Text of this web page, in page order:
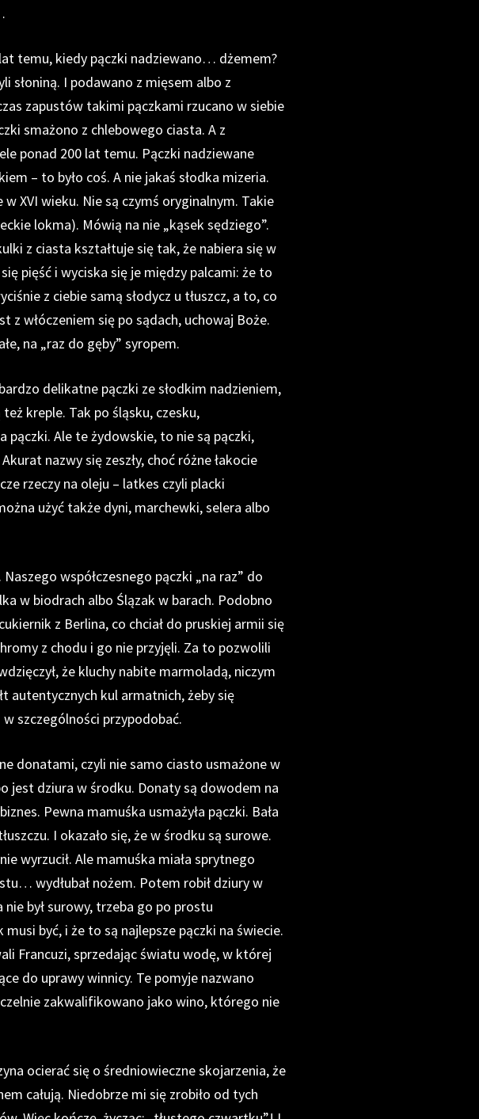
temu, kiedy pączki nadziewano… dżemem?
słoniną. I podawano z mięsem albo z
zapustów takimi pączkami rzucano w siebie
smażono z chlebowego ciasta. A z
ponad 200 lat temu. Pączki nadziewane
– to było coś. A nie jakaś słodka mizeria.
XVI wieku. Nie są czymś oryginalnym. Takie
lokma). Mówią na nie „kąsek sędziego”.
z ciasta kształtuje się tak, że nabiera się w
pięść i wyciska się je między palcami: że to
z ciebie samą słodycz u tłuszcz, a to, co
włóczeniem się po sądach, uchowaj Boże.
na „raz do gęby” syropem.
delikatne pączki ze słodkim nadzieniem,
kreple. Tak po śląsku, czesku,
pączki. Ale te żydowskie, to nie są pączki,
nazwy się zeszły, choć różne łakocie
rzeczy na oleju – latkes czyli placki
użyć także dyni, marchewki, selera albo
współczesnego pączki „na raz” do
w biodrach albo Ślązak w barach. Podobno
z Berlina, co chciał do pruskiej armii się
z chodu i go nie przyjęli. Za to pozwolili
że kluchy nabite marmoladą, niczym
autentycznych kul armatnich, żeby się
szczególności przypodobać.
donatami, czyli nie samo ciasto usmażone w
jest dziura w środku. Donaty są dowodem na
Pewna mamuśka usmażyła pączki. Bała
I okazało się, że w środku są surowe.
wyrzucił. Ale mamuśka miała sprytnego
wydłubał nożem. Potem robił dziury w
był surowy, trzeba go po prostu
być, i że to są najlepsze pączki na świecie.
Francuzi, sprzedając światu wodę, w której
do uprawy winnicy. Te pomyje nazwano
zakwalifikowano jako wino, którego nie
ocierać się o średniowieczne skojarzenia, że
całują. Niedobrze mi się zrobiło od tych